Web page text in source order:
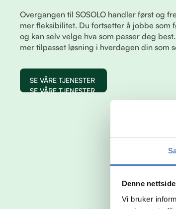
Denne
Vi bruker
Overgangen til SOSOLO handler først og
mer fleksibilitet. Du fortsetter å jobbe som
og kan selv velge hva som passer deg
mer tilpasset løsning i hverdagen din som
SE VÅRE TJENESTER
SE VÅRE TJENESTER